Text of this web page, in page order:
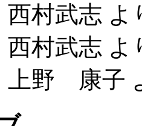
西村武志 よ
西村武志 よ
上野 康子